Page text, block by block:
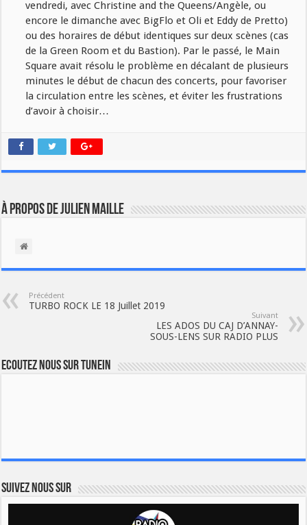
vendredi, avec Christine and the Queens/Angèle, ou
encore le dimanche avec BigFlo et Oli et Eddy de Pretto)
ou des horaires de début identiques sur deux scènes (cas
de la Green Room et du Bastion). Par le passé, le Main
Square avait résolu le problème en décalant de plusieurs
minutes le début de chacun des concerts, pour favoriser
la circulation entre les scènes, et éviter les frustrations
d’avoir à choisir…
À propos de Julien Maille
Précédent
TURBO ROCK LE 18 Juillet 2019
Suivant
LES ADOS DU CAJ D’ANNAY-
SOUS-LENS SUR RADIO PLUS
Ecoutez nous sur TuneIn
Suivez nous sur